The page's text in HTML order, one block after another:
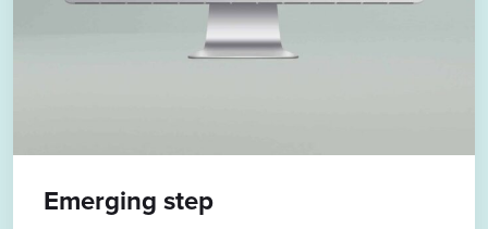
Emerging step